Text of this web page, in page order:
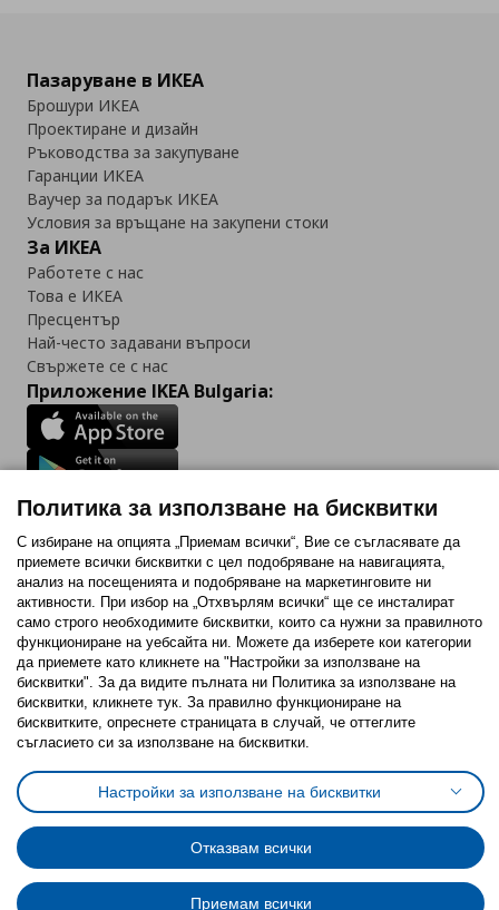
Пазаруване в ИКЕА
Брошури ИКЕА
Проектиране и дизайн
Ръководства за закупуване
Гаранции ИКЕА
Ваучер за подарък ИКЕА
Условия за връщане на закупени стоки
За ИКЕА
Работете с нас
Това е ИКЕА
Пресцентър
Най-често задавани въпроси
Свържете се с нас
Приложение IKEA Bulgaria:
Последвайте ни:
FacebookTwitterYoutubePinterestInstagram
Политика за използване на бисквитки (Cookies)
Избор на настройки за използване на бисквитки
Условия за ползване на ikea.bgОбща политика за личните данни
Политика за защита на лични данни на програма IKEA Family
© Inter-IKEA Systems B.V. 1999 - 2025
Политика за използване на бисквитки
С избиране на опцията „Приемам всички“, Вие се съгласявате да
приемете всички бисквитки с цел подобряване на навигацията,
анализ на посещенията и подобряване на маркетинговите ни
активности. При избор на „Отхвърлям всички“ ще се инсталират
само строго необходимитe бисквитки, които са нужни за правилното
функциониране на уебсайта ни. Можете да изберете кои категории
да приемете като кликнете на "Настройки за използване на
бисквитки". За да видите пълната ни Политика за използване на
бисквитки, кликнете тук. За правилно функциониране на
бисквитките, опреснете страницата в случай, че оттеглите
съгласието си за използване на бисквитки.
Настройки за използване на бисквитки
Отказвам всички
Приемам всички